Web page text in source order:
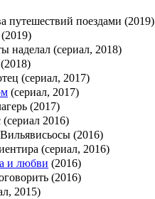
путешествий поездами (2019)
наделал (сериал, 2018)
(сериал, 2017)
(сериал, 2017)
(2017)
2016)
(2016)
(сериал, 2016)
и любви (2016)
(2016)
2015)